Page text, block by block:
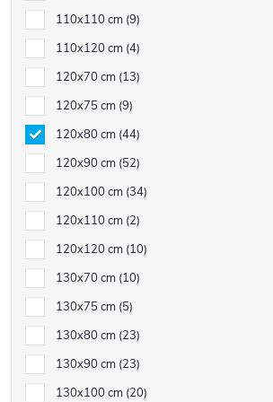
110x110 cm 9
110x120 cm 4
120x70 cm 13
120x75 cm 9
120x80 cm 44
120x90 cm 52
120x100 cm 34
120x110 cm 2
120x120 cm 10
130x70 cm 10
130x75 cm 5
130x80 cm 23
130x90 cm 23
130x100 cm 20